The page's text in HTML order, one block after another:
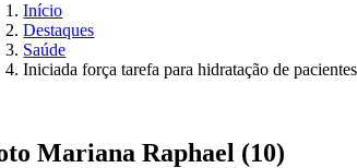
Início
Destaques
Saúde
Iniciada força tarefa para hidratação de
Mariana Raphael (10)